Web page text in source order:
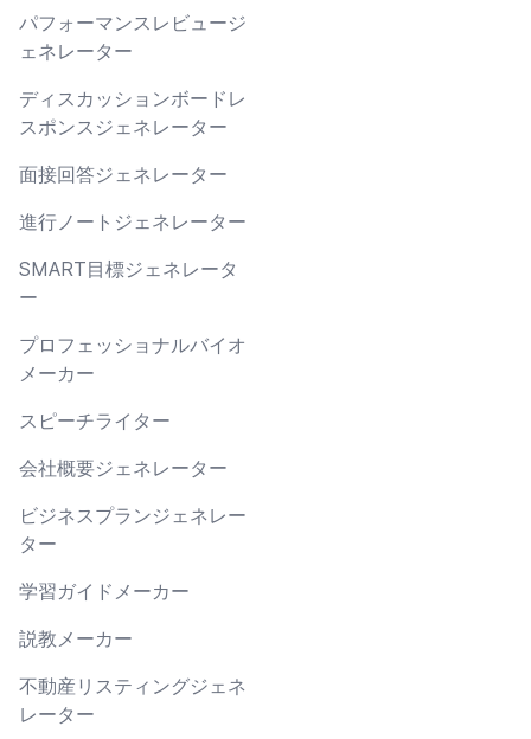
パフォーマンスレビュージ
ェネレーター
ディスカッションボードレ
スポンスジェネレーター
面接回答ジェネレーター
進行ノートジェネレーター
SMART目標ジェネレータ
ー
プロフェッショナルバイオ
メーカー
スピーチライター
会社概要ジェネレーター
ビジネスプランジェネレー
ター
学習ガイドメーカー
説教メーカー
不動産リスティングジェネ
レーター